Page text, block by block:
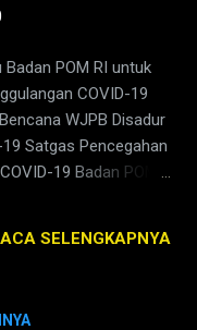
POM RI untuk
COVID-19
WJPB Disadur
Satgas Pencegahan
19 Badan POM
ayo bersama
SELENGKAPNYA